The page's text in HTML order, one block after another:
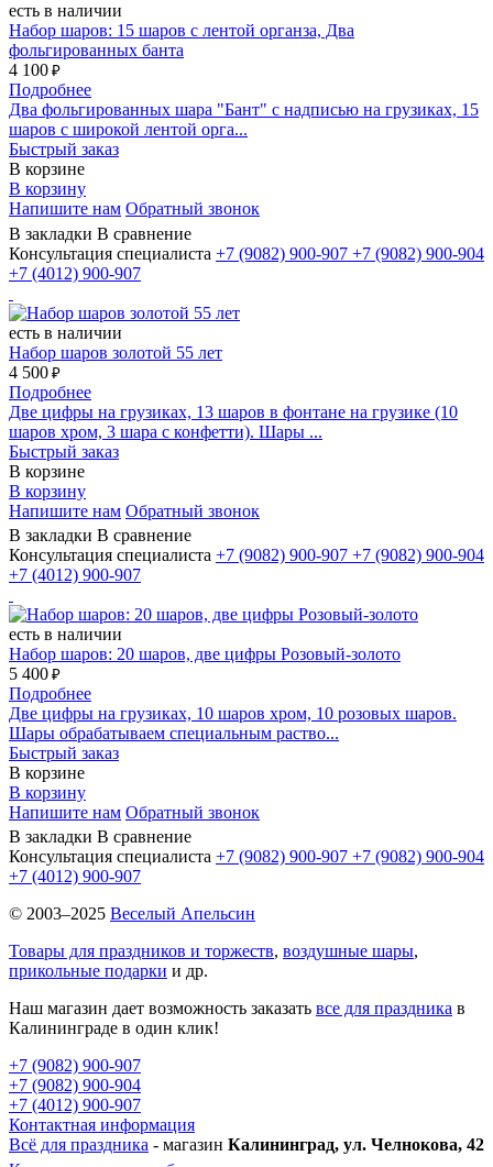
есть в наличии
Набор шаров: 15 шаров с лентой органза, Два
фольгированных банта
4 100 ₽
Подробнее
Два фольгированных шара "Бант" с надписью на грузиках, 15
шаров с широкой лентой орга...
Быстрый заказ
В корзине
В корзину
Напишите нам Обратный звонок
В закладки В сравнение
Консультация специалиста +7 (9082) 900-907 +7 (9082) 900-904
+7 (4012) 900-907
есть в наличии
Набор шаров золотой 55 лет
4 500 ₽
Подробнее
Две цифры на грузиках, 13 шаров в фонтане на грузике (10
шаров хром, 3 шара с конфетти). Шары ...
Быстрый заказ
В корзине
В корзину
Напишите нам Обратный звонок
В закладки В сравнение
Консультация специалиста +7 (9082) 900-907 +7 (9082) 900-904
+7 (4012) 900-907
есть в наличии
Набор шаров: 20 шаров, две цифры Розовый-золото
5 400 ₽
Подробнее
Две цифры на грузиках, 10 шаров хром, 10 розовых шаров.
Шары обрабатываем специальным раство...
Быстрый заказ
В корзине
В корзину
Напишите нам Обратный звонок
В закладки В сравнение
Консультация специалиста +7 (9082) 900-907 +7 (9082) 900-904
+7 (4012) 900-907
© 2003–2025 Веселый Апельсин
Товары для праздников и торжеств, воздушные шары,
прикольные подарки и др.
Наш магазин дает возможность заказать все для праздника в
Калининграде в один клик!
+7 (9082) 900-907
+7 (9082) 900-904
+7 (4012) 900-907
Контактная информация
Всё для праздника - магазин Калининград, ул. Челнокова, 42